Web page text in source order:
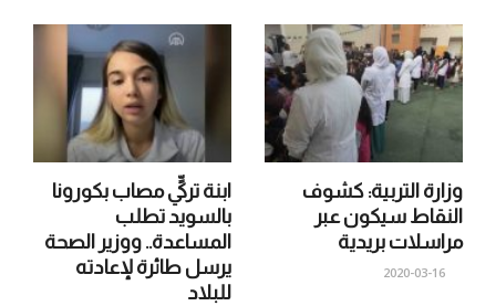
ابنة تركيٍّ مصاب بكورونا
بالسويد تطلب
المساعدة.. ووزير الصحة
يرسل طائرة لإعادته
للبلاد
وزارة التربية: كشوف
النقاط سيكون عبر
مراسلات بريدية
2020-03-16